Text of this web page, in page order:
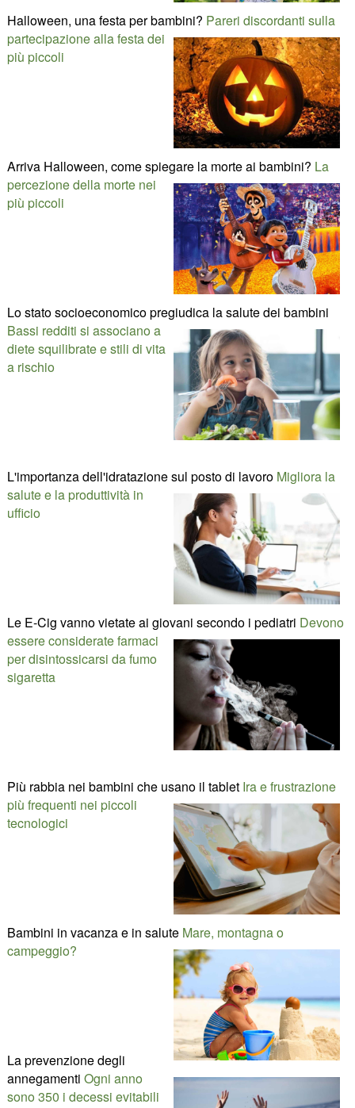
Halloween, una festa per bambini? Pareri discordanti sulla
partecipazione alla festa dei
più piccoli
Arriva Halloween, come spiegare la morte ai bambini? La
percezione della morte nei
più piccoli
Lo stato socioeconomico pregiudica la salute dei bambini
Bassi redditi si associano a
diete squilibrate e stili di vita
a rischio
L'importanza dell'idratazione sul posto di lavoro Migliora la
salute e la produttività in
ufficio
Le E-Cig vanno vietate ai giovani secondo i pediatri Devono
essere considerate farmaci
per disintossicarsi da fumo
sigaretta
Più rabbia nei bambini che usano il tablet Ira e frustrazione
più frequenti nei piccoli
tecnologici
Bambini in vacanza e in salute Mare, montagna o
campeggio?
La prevenzione degli
annegamenti Ogni anno
sono 350 i decessi evitabili